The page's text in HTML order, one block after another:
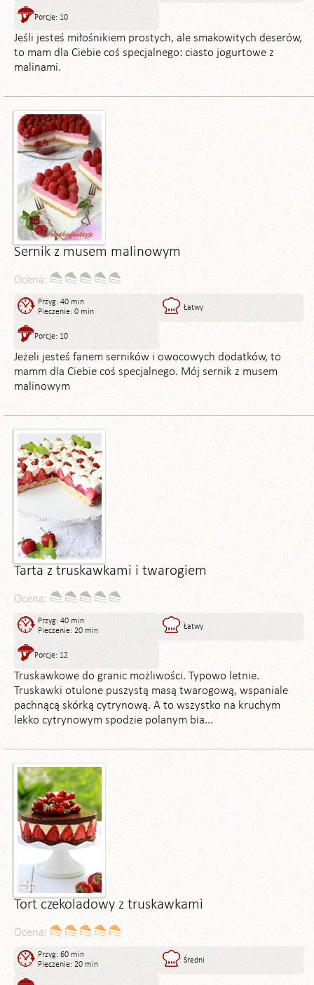
Porcje: 10
Jeśli jesteś miłośnikiem prostych, ale smakowitych deserów,
to mam dla Ciebie coś specjalnego: ciasto jogurtowe z
malinami.
Sernik z musem malinowym
Ocena:
Przyg: 40 min
Pieczenie: 0 min
Łatwy
Porcje: 10
Jeżeli jesteś fanem serników i owocowych dodatków, to
mamm dla Ciebie coś specjalnego. Mój sernik z musem
malinowym
Tarta z truskawkami i twarogiem
Ocena:
Przyg: 40 min
Pieczenie: 20 min
Łatwy
Porcje: 12
Truskawkowe do granic możliwości. Typowo letnie.
Truskawki otulone puszystą masą twarogową, wspaniale
pachnącą skórką cytrynową. A to wszystko na kruchym
lekko cytrynowym spodzie polanym bia...
Tort czekoladowy z truskawkami
Ocena:
Przyg: 60 min
Pieczenie: 20 min
Średni